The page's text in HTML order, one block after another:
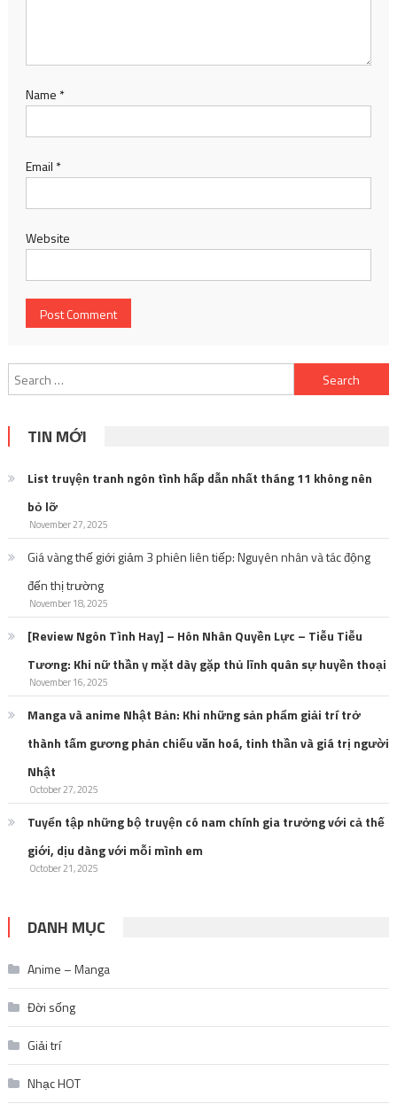
Name *
Email *
Website
Search
for:
TIN MỚI
List truyện tranh ngôn tình hấp dẫn nhất tháng 11 không nên
bỏ lỡ
November 27, 2025
Giá vàng thế giới giảm 3 phiên liên tiếp: Nguyên nhân và tác động
đến thị trường
November 18, 2025
[Review Ngôn Tình Hay] – Hôn Nhân Quyền Lực – Tiễu Tiễu
Tương: Khi nữ thần y mặt dày gặp thủ lĩnh quân sự huyền thoại
November 16, 2025
Manga và anime Nhật Bản: Khi những sản phẩm giải trí trở
thành tấm gương phản chiếu văn hoá, tinh thần và giá trị người
Nhật
October 27, 2025
Tuyển tập những bộ truyện có nam chính gia trưởng với cả thế
giới, dịu dàng với mỗi mình em
October 21, 2025
DANH MỤC
Anime – Manga
Đời sống
Giải trí
Nhạc HOT